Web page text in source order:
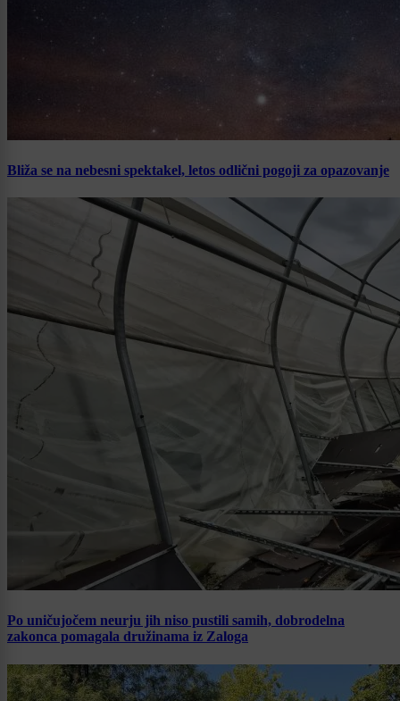
Bliža se na nebesni spektakel, letos odlični pogoji za opazovanje
Po uničujočem neurju jih niso pustili samih, dobrodelna
zakonca pomagala družinama iz Zaloga